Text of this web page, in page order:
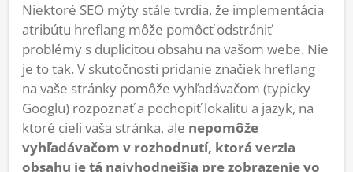
Niektoré SEO mýty stále tvrdia, že implementácia
atribútu hreflang môže pomôcť odstrániť
problémy s duplicitou obsahu na vašom webe. Nie
je to tak. V skutočnosti pridanie značiek hreflang
na vaše stránky pomôže vyhľadávačom (typicky
Googlu) rozpoznať a pochopiť lokalitu a jazyk, na
ktoré cieli vaša stránka, ale nepomôže
vyhľadávačom v rozhodnutí, ktorá verzia
obsahu je tá najvhodnejšia pre zobrazenie vo